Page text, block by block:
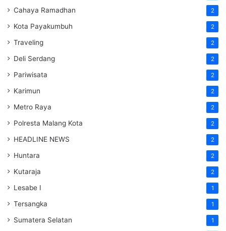
Cahaya Ramadhan 2
Kota Payakumbuh 2
Traveling 2
Deli Serdang 2
Pariwisata 2
Karimun 2
Metro Raya 2
Polresta Malang Kota 2
HEADLINE NEWS 2
Huntara 2
Kutaraja 2
Lesabe I 1
Tersangka 1
Sumatera Selatan 1